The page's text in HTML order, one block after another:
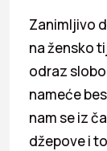
Zanimljivo
na žensko
odraz
nameće
nam se iz
džepove i